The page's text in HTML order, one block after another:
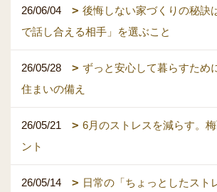
26/06/04
後悔しない家づくりの秘訣
で話し合える相手」を選ぶこと
26/05/28
ずっと安心して暮らすため
住まいの備え
26/05/21
6月のストレスを減らす。
ント
26/05/14
日常の「ちょっとしたスト